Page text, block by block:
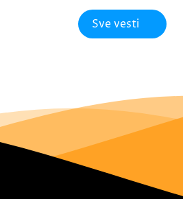
Sve vesti